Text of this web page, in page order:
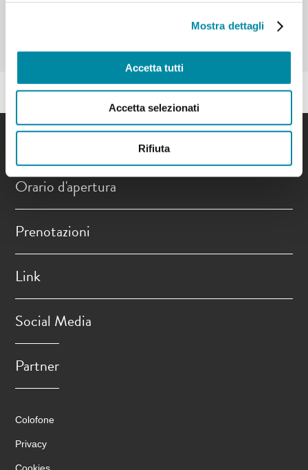
Mostra dettagli
Accetta tutti
Accetta selezionati
Rifiuta
info@naturmuseum.it
Orario d'apertura
Prenotazioni
Link
Social Media
Partner
Colofone
Privacy
Cookies